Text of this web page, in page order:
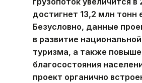
достигнет 13,2 млн тонн
Безусловно, данные
в развитие
туризма, а также
благосостояния
проект органично